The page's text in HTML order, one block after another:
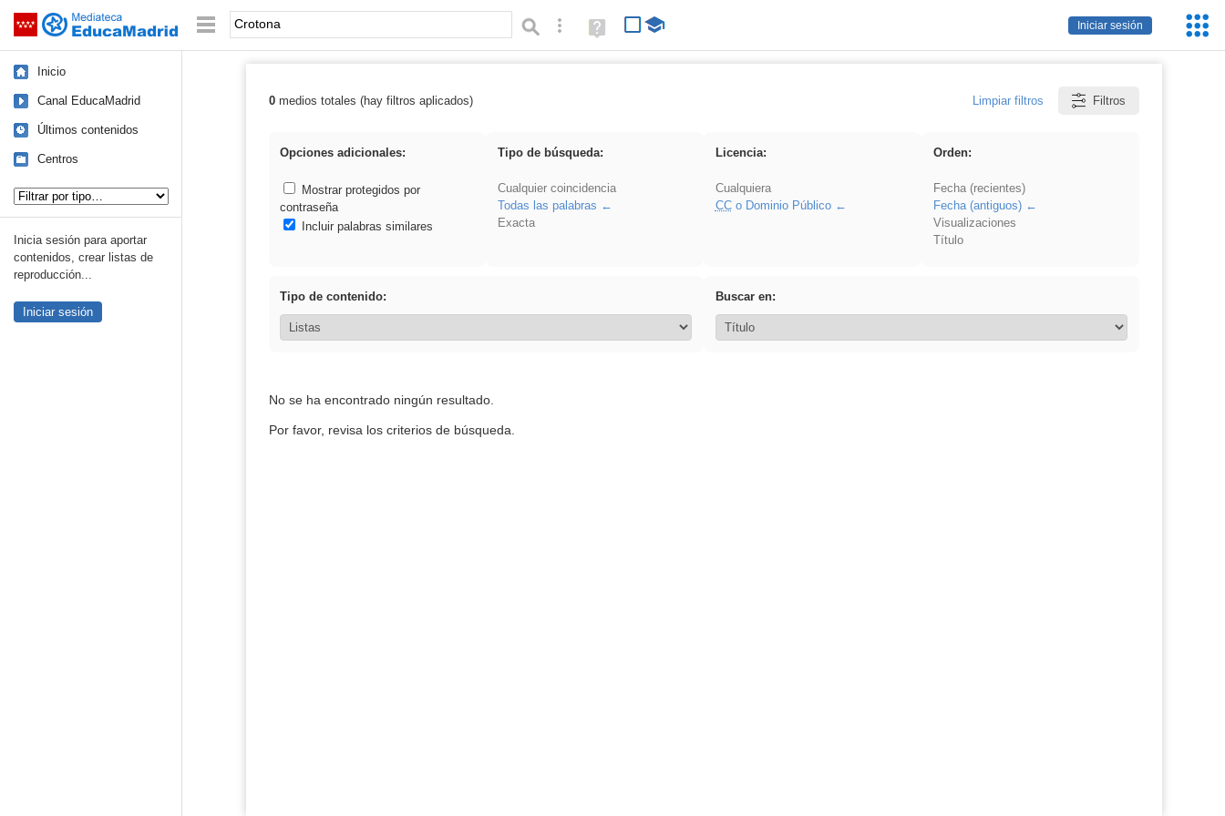
Saltar navegación
Iniciar sesión
Palabra o frase: Búsqueda avanzada
Ayuda
(en
Inicio
Canal EducaMadrid
Últimos contenidos
Centros
Inicia sesión para aportar
contenidos, crear listas de
reproducción...
Iniciar sesión
Resultados de: Crotona
0medios totales (hay filtros aplicados) Limpiar filtros Filtros
Opciones adicionales:
Mostrar protegidos por
contraseña
Incluir palabras similares
Tipo de búsqueda:
Cualquier coincidencia
Todas las palabras
Exacta
Licencia:
Cualquiera
CCo Dominio Público
Orden:
Fecha (recientes)
Fecha (antiguos)
Visualizaciones
Título
Tipo de contenido: Buscar en:
No se ha encontrado ningún resultado.
Por favor, revisa los criterios de búsqueda.